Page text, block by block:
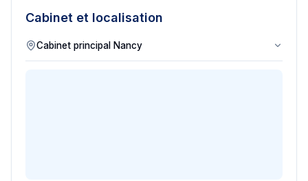
Cabinet et localisation